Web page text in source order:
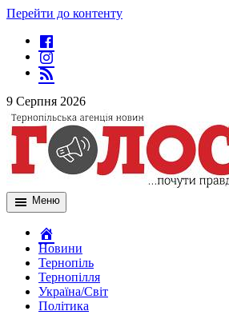
Перейти до контенту
9 Серпня 2026
Меню
Новини
Тернопіль
Тернопілля
Україна/Світ
Політика